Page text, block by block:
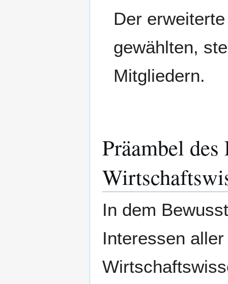
Der
gewählten,
Mitgliedern.
Präambel
In dem
Interessen